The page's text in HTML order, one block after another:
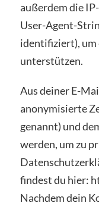
außerdem die
User-Agent-
identifiziert), um
unterstützen.
Aus deiner E-
anonymisierte
genannt) und
werden, um zu
findest du hier:
Nachdem dein